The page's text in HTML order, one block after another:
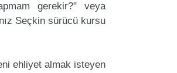
gerekir?" veya
Seçkin sürücü kursu
ehliyet almak isteyen